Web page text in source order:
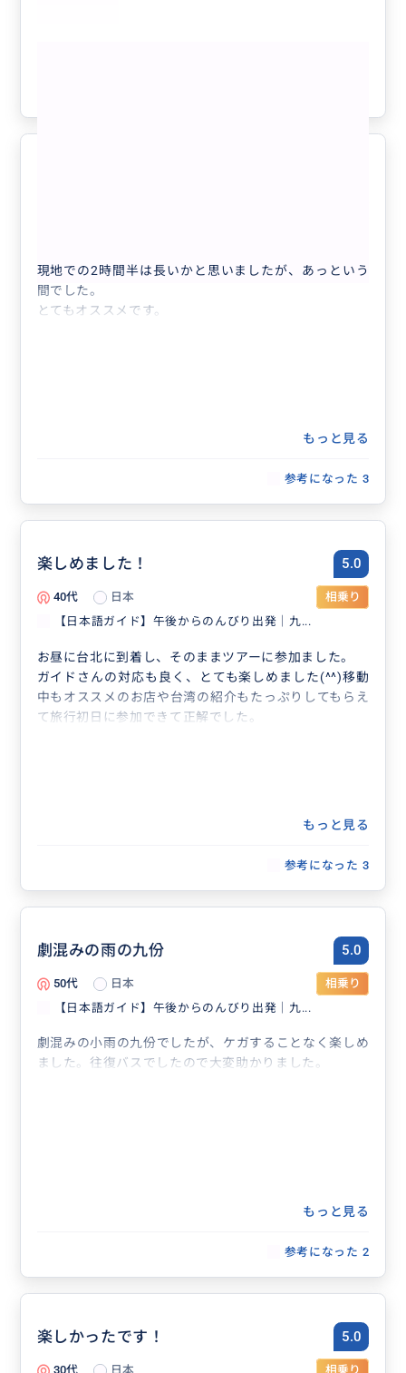
現地での2時間半は長いかと思いましたが、あっという
間でした。
とてもオススメです。
もっと見る
参考になった 3
楽しめました！ 5.0
40代 日本
相乗り
【日本語ガイド】午後からのんびり出発｜九...
お昼に台北に到着し、そのままツアーに参加ました。
ガイドさんの対応も良く、とても楽しめました(^^)移動
中もオススメのお店や台湾の紹介もたっぷりしてもらえ
て旅行初日に参加できて正解でした。
もっと見る
参考になった 3
劇混みの雨の九份 5.0
50代 日本
相乗り
【日本語ガイド】午後からのんびり出発｜九...
劇混みの小雨の九份でしたが、ケガすることなく楽しめ
ました。往復バスでしたので大変助かりました。
もっと見る
参考になった 2
楽しかったです！ 5.0
30代 日本 相乗り